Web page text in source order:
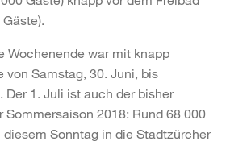
Wochenende war mit knapp
von Samstag, 30. Juni, bis
Der 1. Juli ist auch der bisher
Sommersaison 2018: Rund 68 000
Sonntag in die Stadtzürcher